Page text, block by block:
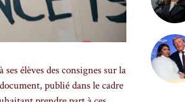
élèves des consignes sur la
publié dans le cadre